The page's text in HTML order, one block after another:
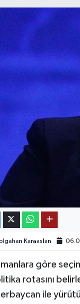
Karaaslan
göre
rotasını
ile